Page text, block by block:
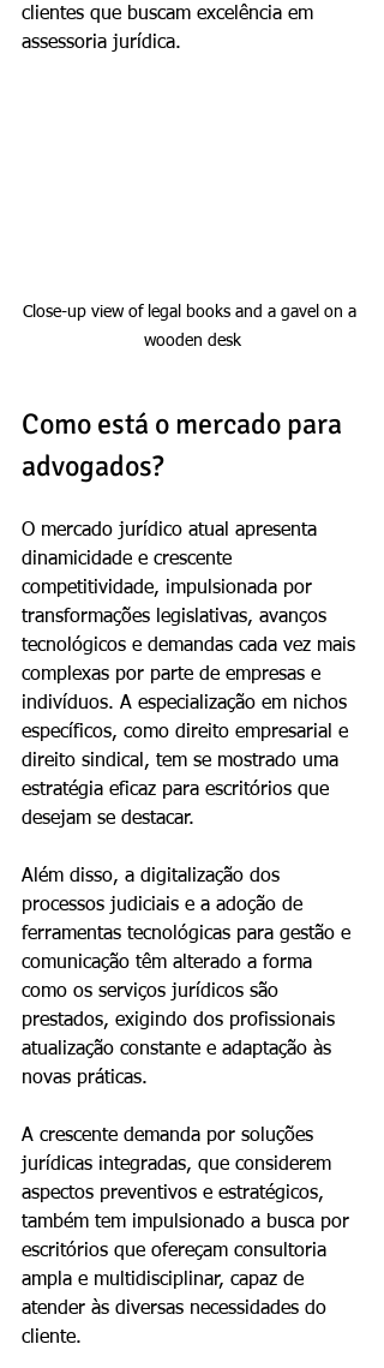
clientes que buscam excelência em
assessoria jurídica.
Close-up view of legal books and a gavel on a
wooden desk
Como está o mercado para
advogados?
O mercado jurídico atual apresenta
dinamicidade e crescente
competitividade, impulsionada por
transformações legislativas, avanços
tecnológicos e demandas cada vez mais
complexas por parte de empresas e
indivíduos. A especialização em nichos
específicos, como direito empresarial e
direito sindical, tem se mostrado uma
estratégia eficaz para escritórios que
desejam se destacar.
Além disso, a digitalização dos
processos judiciais e a adoção de
ferramentas tecnológicas para gestão e
comunicação têm alterado a forma
como os serviços jurídicos são
prestados, exigindo dos profissionais
atualização constante e adaptação às
novas práticas.
A crescente demanda por soluções
jurídicas integradas, que considerem
aspectos preventivos e estratégicos,
também tem impulsionado a busca por
escritórios que ofereçam consultoria
ampla e multidisciplinar, capaz de
atender às diversas necessidades do
cliente.